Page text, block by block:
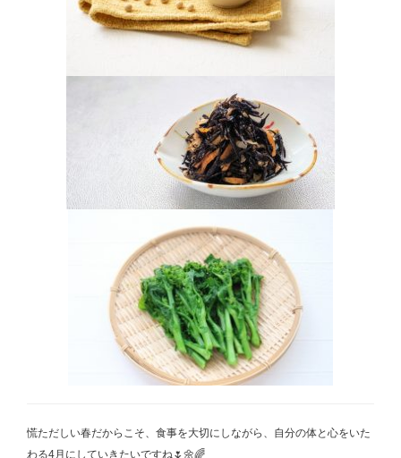
慌ただしい春だからこそ、食事を大切にしながら、自分の体と心をいた
わる4月にしていきたいですね🌷🌼🌈